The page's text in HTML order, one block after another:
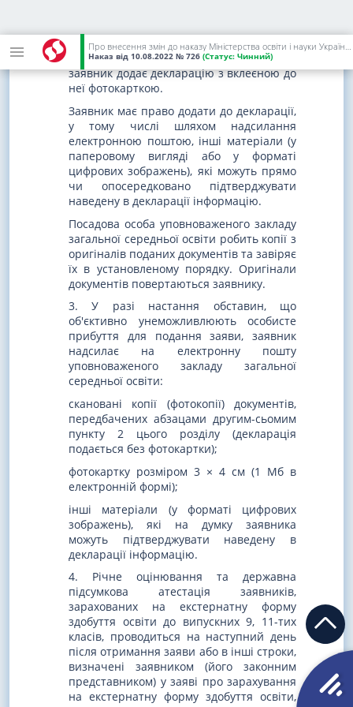
Про внесення змін до наказу Міністерства освіти і науки України від 01 березня 2021 року N 271
Наказ від 10.08.2022 № 726 (Статус: Чинний)
свідоцтво про народження.
До заяви, поданої в паперовій формі,
заявник додає декларацію з вклеєною до
неї фотокарткою.
Заявник має право додати до декларації,
у тому числі шляхом надсилання
електронною поштою, інші матеріали (у
паперовому вигляді або у форматі
цифрових зображень), які можуть прямо
чи опосередковано підтверджувати
наведену в декларації інформацію.
Посадова особа уповноваженого закладу
загальної середньої освіти робить копії з
оригіналів поданих документів та завіряє
їх в установленому порядку. Оригінали
документів повертаються заявнику.
3. У разі настання обставин, що
об'єктивно унеможливлюють особисте
прибуття для подання заяви, заявник
надсилає на електронну пошту
уповноваженого закладу загальної
середньої освіти:
скановані копії (фотокопії) документів,
передбачених абзацами другим-сьомим
пункту 2 цього розділу (декларація
подається без фотокартки);
фотокартку розміром 3 × 4 см (1 Мб в
електронній формі);
інші матеріали (у форматі цифрових
зображень), які на думку заявника
можуть підтверджувати наведену в
декларації інформацію.
4. Річне оцінювання та державна
підсумкова атестація заявників,
зарахованих на екстернатну форму
здобуття освіти до випускних 9, 11-тих
класів, проводиться на наступний день
після отримання заяви або в інші строки,
визначені заявником (його законним
представником) у заяві про зарахування
на екстернатну форму здобуття освіти,